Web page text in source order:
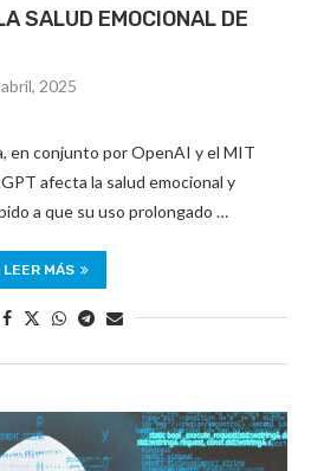
SALUD EMOCIONAL DE
2025
en conjunto por OpenAI y el MIT
afecta la salud emocional y
a que su uso prolongado …
LEER MÁS